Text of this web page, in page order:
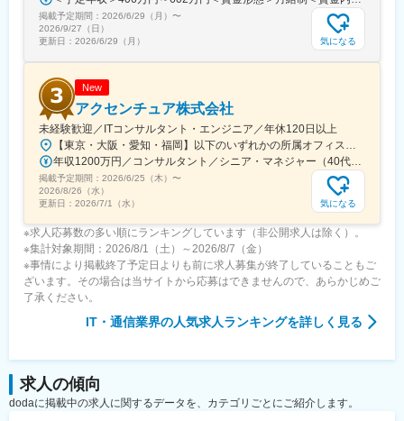
掲載予定期間： 2026/6/29（月） 〜
2026/9/27（日）
更新日： 2026/6/29（月） 気になる
New
アクセンチュア株式会社
未経験歓迎／ITコンサルタント・エンジニア／年休120日以上
【東京・大阪・愛知・福岡】以下のいずれかの所属オフィスもしくは各エリアのプロジェクト先 所属オフィス：■赤坂インターシティ■関西オフィス■アクセンチュア・アドバンスト・テクノロジーセンター名古屋■福岡オフィス※詳細は勤務地一覧よりご覧いただけます。※所属オフィスを問わずプロジェクトにより、国内出張、海外出張の可能性があります【魅力ポイント│世界の知恵を活用】世界中のベストプラクティスがデータベースに集約されており、数多くの事例や社員の知恵を活用できます。日本では前例のない案件でも、世界各国の社員からオンライン・オフライン（海外出張）問わず、気軽にアドバイスを受けることができます。★ この求人のPOINT ★￣￣V￣￣￣￣￣￣￣￣￣＃世界約78万人規模の大手基盤で安定性◎若手から裁量大きく挑戦・成長できる環境＃土日祝休／連続5日以上の休暇取得も可能！／フルフレックス（コアタイムなし）＃コンサル・IT未経験者向けの手厚い研修◎／メンター制度もあるため安心してチャレンジOK！
年収1200万円／コンサルタント／シニア・マネジャー（40代） 年収1000万円／テクノロジーアーキテクト（30代）
掲載予定期間： 2026/6/25（木） 〜
2026/8/26（水）
更新日： 2026/7/1（水） 気になる
※求人応募数の多い順にランキングしています（非公開求人は除く）。
※集計対象期間：2026/8/1（土）～2026/8/7（金）
※事情により掲載終了予定日よりも前に求人募集が終了していることもご
ざいます。その場合は当サイトから応募はできませんので、あらかじめご
了承ください。
IT・通信業界の人気求人ランキングを詳しく見る
求人の傾向
dodaに掲載中の求人に関するデータを、カテゴリごとにご紹介します。